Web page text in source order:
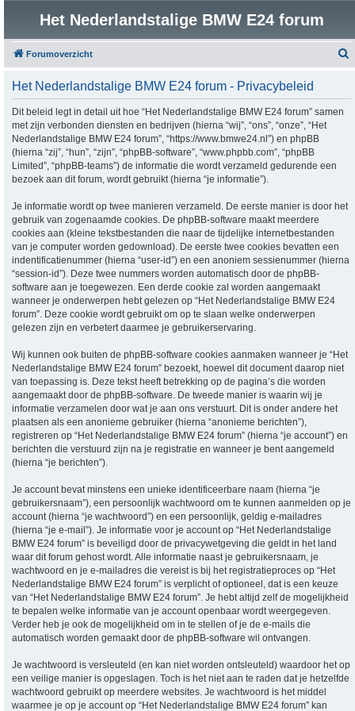
Het Nederlandstalige BMW E24 forum
Forumoverzicht
Het Nederlandstalige BMW E24 forum - Privacybeleid
Dit beleid legt in detail uit hoe “Het Nederlandstalige BMW E24 forum” samen
met zijn verbonden diensten en bedrijven (hierna “wij”, “ons”, “onze”, “Het
Nederlandstalige BMW E24 forum”, “https://www.bmwe24.nl”) en phpBB
(hierna “zij”, “hun”, “zijn”, “phpBB-software”, “www.phpbb.com”, “phpBB
Limited”, “phpBB-teams”) de informatie die wordt verzameld gedurende een
bezoek aan dit forum, wordt gebruikt (hierna “je informatie”).
Je informatie wordt op twee manieren verzameld. De eerste manier is door het
gebruik van zogenaamde cookies. De phpBB-software maakt meerdere
cookies aan (kleine tekstbestanden die naar de tijdelijke internetbestanden
van je computer worden gedownload). De eerste twee cookies bevatten een
indentificatienummer (hierna “user-id”) en een anoniem sessienummer (hierna
“session-id”). Deze twee nummers worden automatisch door de phpBB-
software aan je toegewezen. Een derde cookie zal worden aangemaakt
wanneer je onderwerpen hebt gelezen op “Het Nederlandstalige BMW E24
forum”. Deze cookie wordt gebruikt om op te slaan welke onderwerpen
gelezen zijn en verbetert daarmee je gebruikerservaring.
Wij kunnen ook buiten de phpBB-software cookies aanmaken wanneer je “Het
Nederlandstalige BMW E24 forum” bezoekt, hoewel dit document daarop niet
van toepassing is. Deze tekst heeft betrekking op de pagina’s die worden
aangemaakt door de phpBB-software. De tweede manier is waarin wij je
informatie verzamelen door wat je aan ons verstuurt. Dit is onder andere het
plaatsen als een anonieme gebruiker (hierna “anonieme berichten”),
registreren op “Het Nederlandstalige BMW E24 forum” (hierna “je account”) en
berichten die verstuurd zijn na je registratie en wanneer je bent aangemeld
(hierna “je berichten”).
Je account bevat minstens een unieke identificeerbare naam (hierna “je
gebruikersnaam”), een persoonlijk wachtwoord om te kunnen aanmelden op je
account (hierna “je wachtwoord”) en een persoonlijk, geldig e-mailadres
(hierna “je e-mail”). Je informatie voor je account op “Het Nederlandstalige
BMW E24 forum” is beveiligd door de privacywetgeving die geldt in het land
waar dit forum gehost wordt. Alle informatie naast je gebruikersnaam, je
wachtwoord en je e-mailadres die vereist is bij het registratieproces op “Het
Nederlandstalige BMW E24 forum” is verplicht of optioneel, dat is een keuze
van “Het Nederlandstalige BMW E24 forum”. Je hebt altijd zelf de mogelijkheid
te bepalen welke informatie van je account openbaar wordt weergegeven.
Verder heb je ook de mogelijkheid om in te stellen of je de e-mails die
automatisch worden gemaakt door de phpBB-software wil ontvangen.
Je wachtwoord is versleuteld (en kan niet worden ontsleuteld) waardoor het op
een veilige manier is opgeslagen. Toch is het niet aan te raden dat je hetzelfde
wachtwoord gebruikt op meerdere websites. Je wachtwoord is het middel
waarmee je op je account op “Het Nederlandstalige BMW E24 forum” kan